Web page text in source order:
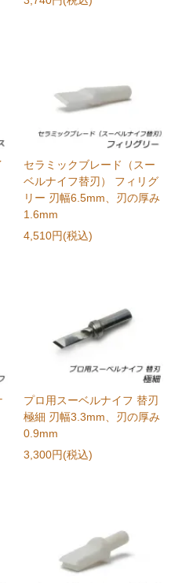
セラミックブレード（スー
ベルナイフ替刃） フィリグ
リー 刃幅6.5mm、刃の厚み
1.6mm
4,510円(税込)
プロ用スーベルナイフ 替刃
極細 刃幅3.3mm、刃の厚み
0.9mm
3,300円(税込)